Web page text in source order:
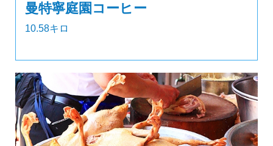
曼特寧庭園コーヒー
10.58キロ